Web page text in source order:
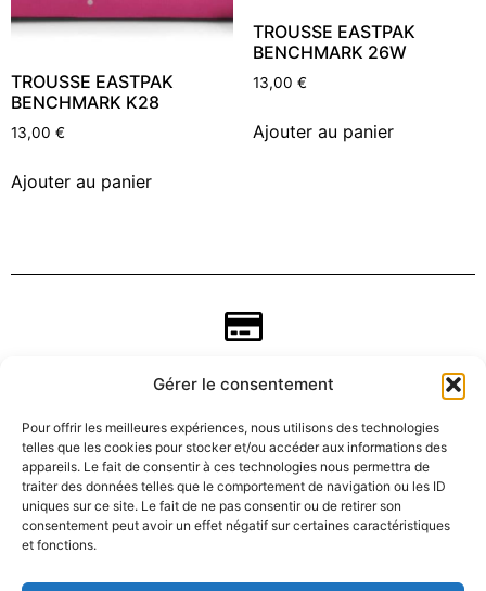
Gérer le consentement
Pour offrir les meilleures expériences, nous utilisons des technologies
telles que les cookies pour stocker et/ou accéder aux informations des
appareils. Le fait de consentir à ces technologies nous permettra de
traiter des données telles que le comportement de navigation ou les ID
uniques sur ce site. Le fait de ne pas consentir ou de retirer son
consentement peut avoir un effet négatif sur certaines caractéristiques
et fonctions.
TROUSSE EASTPAK
BENCHMARK K28
13,00 €
Ajouter au panier
TROUSSE EASTPAK
BENCHMARK 26W
13,00 €
Ajouter au panier
CGV